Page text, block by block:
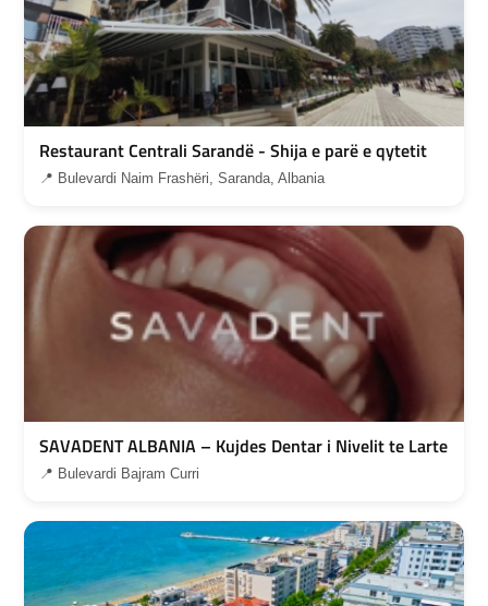
Restaurant Centrali Sarandë - Shija e parë e qytetit
📍 Bulevardi Naim Frashëri, Saranda, Albania
SAVADENT ALBANIA – Kujdes Dentar i Nivelit te Larte
📍 Bulevardi Bajram Curri